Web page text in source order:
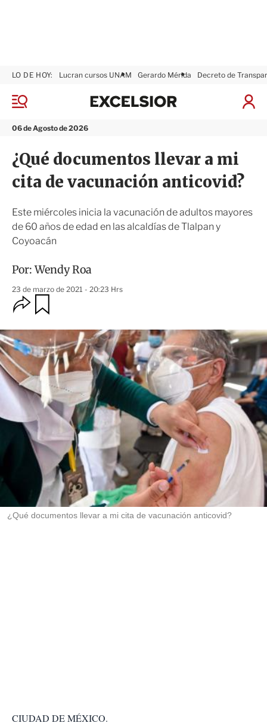
M
n
06 de Agosto de 2026
LO DE HOY: Lucran cursos UNAM Gerardo Mérida Decreto de
I
s
i
x
i
r
¿Qué documentos llevar a mi
cita de vacunación anticovid?
Este miércoles inicia la vacunación de adultos mayores
de 60 años de edad en las alcaldías de Tlalpan y
Coyoacán
Por:Wendy Roa
23 de marzo de 2021 - 20:23 Hrs
O
p
i
o
n
e
s
d
e
o
m
p
a
r
d
a
r
¿Qué documentos llevar a mi cita de vacunación anticovid?
CIUDAD DE MÉXICO.